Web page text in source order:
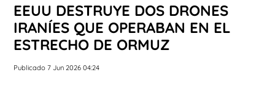
EEUU DESTRUYE DOS DRONES
IRANÍES QUE OPERABAN EN EL
ESTRECHO DE ORMUZ
Publicado 7 Jun 2026 04:24